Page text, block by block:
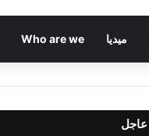
ميديا Who are we
عاجل